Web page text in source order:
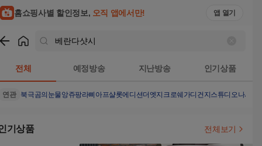
홈쇼핑사별 할인정보, 오직 앱에서만! 앱 열기
전체 예정방송 지난방송 인기상품
연관 북극곰의눈물앙쥬팡라삐아프샬롯에디션더엣지크로쉐가디건 지스튜디오나시탑
기상품 전체보기